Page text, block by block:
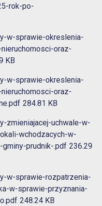
rok-po-
w-sprawie-okreslenia-
oraz-
KB
w-sprawie-okreslenia-
oraz-
284.81 KB
zmieniajacej-uchwale-w-
wchodzacych-w-
prudnik-.pdf 236.29
w-sprawie-rozpatrzenia-
w-sprawie-przyznania-
248.24 KB